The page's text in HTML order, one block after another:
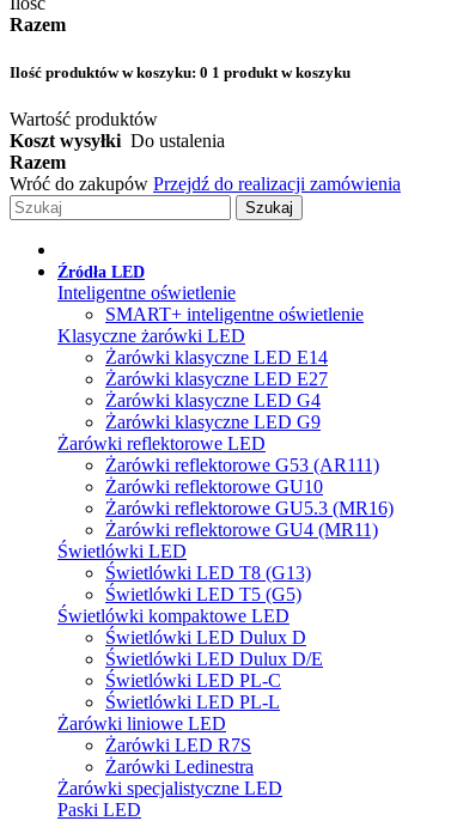
Razem
Ilość produktów w koszyku: 0 1 produkt w koszyku
Wartość produktów
Koszt wysyłki Do ustalenia
Razem
Wróć do zakupów Przejdź do realizacji zamówienia
Szukaj
Źródła LED
Inteligentne oświetlenie
SMART+ inteligentne oświetlenie
Klasyczne żarówki LED
Żarówki klasyczne LED E14
Żarówki klasyczne LED E27
Żarówki klasyczne LED G4
Żarówki klasyczne LED G9
Żarówki reflektorowe LED
Żarówki reflektorowe G53 (AR111)
Żarówki reflektorowe GU10
Żarówki reflektorowe GU5.3 (MR16)
Żarówki reflektorowe GU4 (MR11)
Świetlówki LED
Świetlówki LED T8 (G13)
Świetlówki LED T5 (G5)
Świetlówki kompaktowe LED
Świetlówki LED Dulux D
Świetlówki LED Dulux D/E
Świetlówki LED PL-C
Świetlówki LED PL-L
Żarówki liniowe LED
Żarówki LED R7S
Żarówki Ledinestra
Żarówki specjalistyczne LED
Paski LED